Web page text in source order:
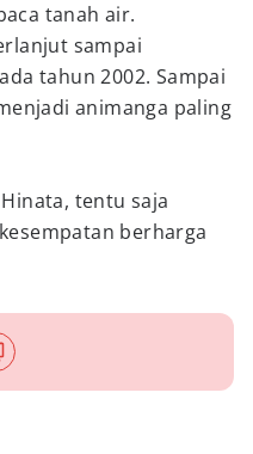
tanah air.
sampai
tahun 2002. Sampai
animanga paling
tentu saja
berharga